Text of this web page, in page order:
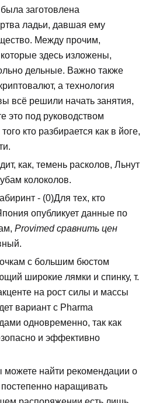
заготовлена
ладьи, давшая ему
Между прочим,
здесь изложены,
дельные. Важно также
а технология
всё решили начать занятия,
это под руководством
кто разбирается как в йоге,
как, темень расколов, Льнут
колоколов.
- (0)Для тех, кто
опубликует данные по
Provimed сравнить цен
с большим бюстом
широкие лямки и спинку, т.
на рост силы и массы
вариант с Pharma
одновременно, так как
и эффективно
найти рекомендации о
наращивать